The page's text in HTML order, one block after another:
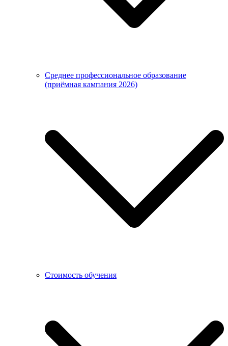
Среднее профессиональное образование
(приёмная кампания 2026)
Стоимость обучения